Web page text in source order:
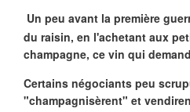
Un peu avant la première
du raisin, en l'achetant aux
champagne, ce vin qui
Certains négociants peu
"champagnisèrent" et